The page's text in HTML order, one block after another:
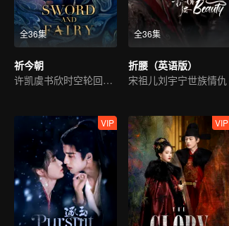
全36集
祈今朝
许凯虞书欣时空轮回宿命虐恋
全36集
折腰（英语版）
宋祖儿刘宇宁世族情仇
VIP VIP